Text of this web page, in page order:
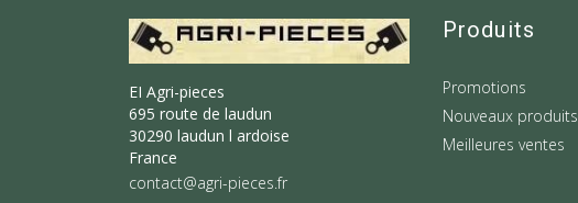
EI Agri-pieces
695 route de laudun
30290 laudun l ardoise
France
contact@agri-pieces.fr
Produits
Promotions
Nouveaux produits
Meilleures ventes